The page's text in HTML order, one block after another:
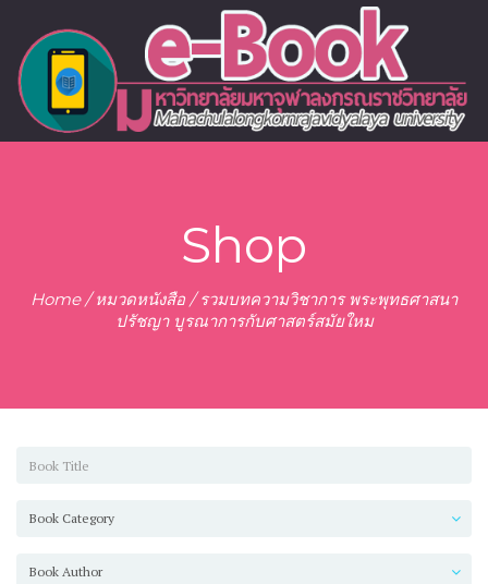
Shop
Home/หมวดหนังสือ / รวมบทความวิชาการ พระพุทธศาสนา
ปรัชญา บูรณาการกับศาสตร์สมัยใหม